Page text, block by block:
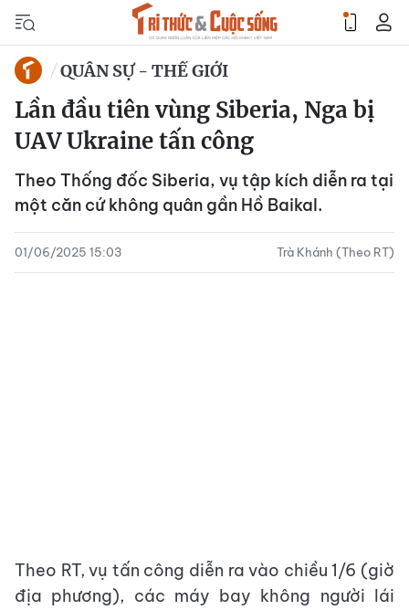
QUÂN SỰ - THẾ GIỚI
Lần đầu tiên vùng Siberia, Nga bị
UAV Ukraine tấn công
Theo Thống đốc Siberia, vụ tập kích diễn ra tại
một căn cứ không quân gần Hồ Baikal.
01/06/2025 15:03 Trà Khánh (Theo RT)
Theo RT, vụ tấn công diễn ra vào chiều 1/6 (giờ
địa phương), các máy bay không người lái